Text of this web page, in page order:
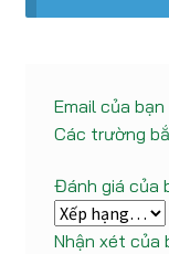
Email của
Các trường
Đánh giá của
Nhận xét của